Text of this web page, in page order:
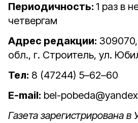
Периодичность: 1 раз в
четвергам
Адрес редакции:
обл., г. Строитель, ул.
Тел: 8 (47244) 5–62–60
E-mail: bel-
Газета зарегистрирована в